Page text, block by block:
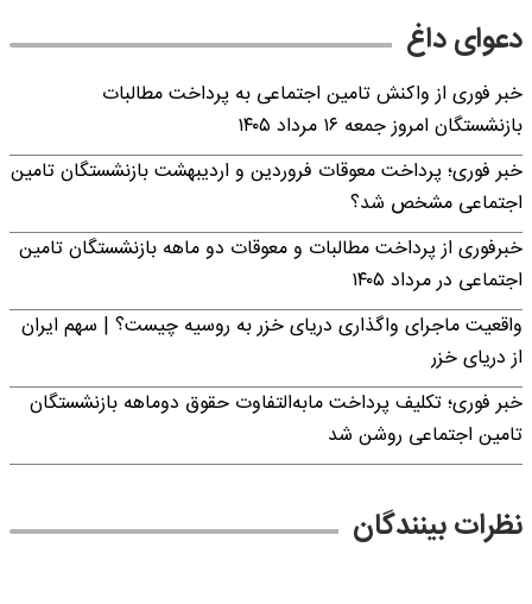
دعوای داغ
خبر فوری از واکنش تامین اجتماعی به پرداخت مطالبات
بازنشستگان امروز جمعه ۱۶ مرداد ۱۴۰۵
خبر فوری؛ پرداخت معوقات فروردین و اردیبهشت بازنشستگان تامین
اجتماعی مشخص شد؟
خبرفوری از پرداخت مطالبات و معوقات دو ماهه بازنشستگان تامین
اجتماعی در مرداد ۱۴۰۵
واقعیت ماجرای واگذاری دریای خزر به روسیه چیست؟ | سهم ایران
از دریای خزر
خبر فوری؛ تکلیف پرداخت مابه‌التفاوت حقوق دوماهه بازنشستگان
تامین اجتماعی روشن شد
نظرات بینندگان